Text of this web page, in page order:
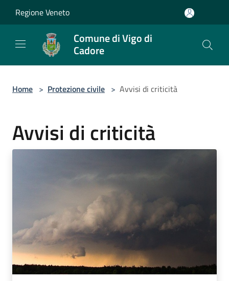
Regione Veneto
Comune di Vigo di
Cadore
Home > Protezione civile > Avvisi di criticità
Avvisi di criticità